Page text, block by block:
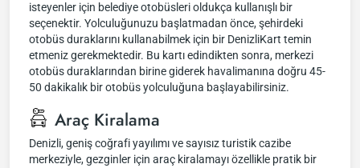
isteyenler için belediye otobüsleri oldukça kullanışlı bir
seçenektir. Yolculuğunuzu başlatmadan önce, şehirdeki
otobüs duraklarını kullanabilmek için bir DenizliKart temin
etmeniz gerekmektedir. Bu kartı edindikten sonra, merkezi
otobüs duraklarından birine giderek havalimanına doğru 45-
50 dakikalık bir otobüs yolculuğuna başlayabilirsiniz.
Araç Kiralama
Denizli, geniş coğrafi yayılımı ve sayısız turistik cazibe
merkeziyle, gezginler için araç kiralamayı özellikle pratik bir